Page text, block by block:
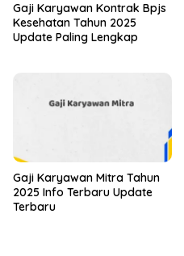
Gaji Karyawan Kontrak Bpjs
Kesehatan Tahun 2025
Update Paling Lengkap
Gaji Karyawan Mitra Tahun
2025 Info Terbaru Update
Terbaru